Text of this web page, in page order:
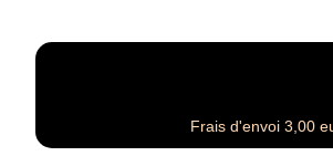
Frais d'envoi 3,00